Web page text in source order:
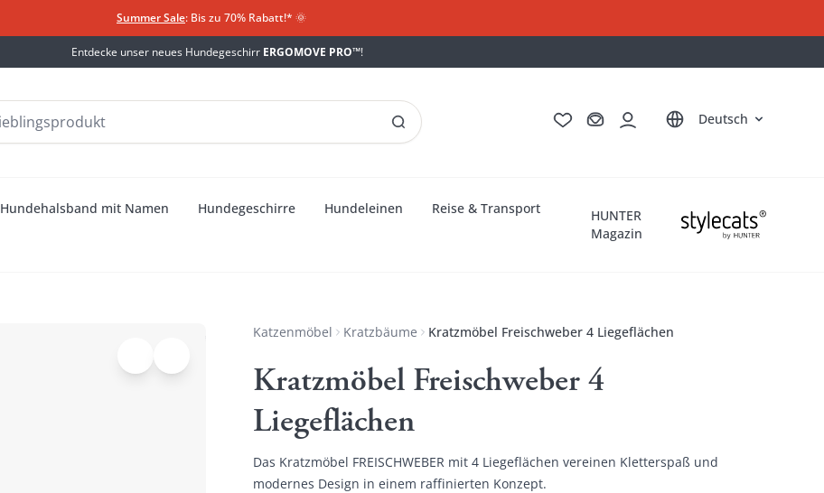
Summer Sale: Bis zu 70% Rabatt!* 🌞
Entdecke unser neues Hundegeschirr ERGOMOVE PRO™!
English
Français
Italiano
Nederlands
Deutsch
Hundehalsband mit Namen Hundegeschirre Hundeleinen
Reise & Transport
HUNTER
Magazin
Katzenmöbel Kratzbäume Kratzmöbel Freischweber 4 Liegeflächen
Kratzmöbel Freischweber 4
Liegeflächen
Das Kratzmöbel FREISCHWEBER mit 4 Liegeflächen vereinen Kletterspaß und
modernes Design in einem raffinierten Konzept.